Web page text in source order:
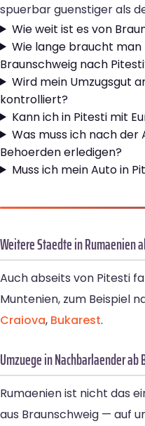
spuerbar guenstiger als
Wie weit ist es von
Wie lange braucht
Braunschweig nach
Wird mein Umzugsgut
kontrolliert?
Kann ich in Pitesti mit
Was muss ich nach der
Behoerden erledigen?
Muss ich mein Auto in
Weitere Staedte in Rumaenien
Auch abseits von Pitesti
Muntenien, zum Beispiel
Craiova, Bukarest.
Umzuege in Nachbarlaender ab
Rumaenien ist nicht das
aus Braunschweig — auf